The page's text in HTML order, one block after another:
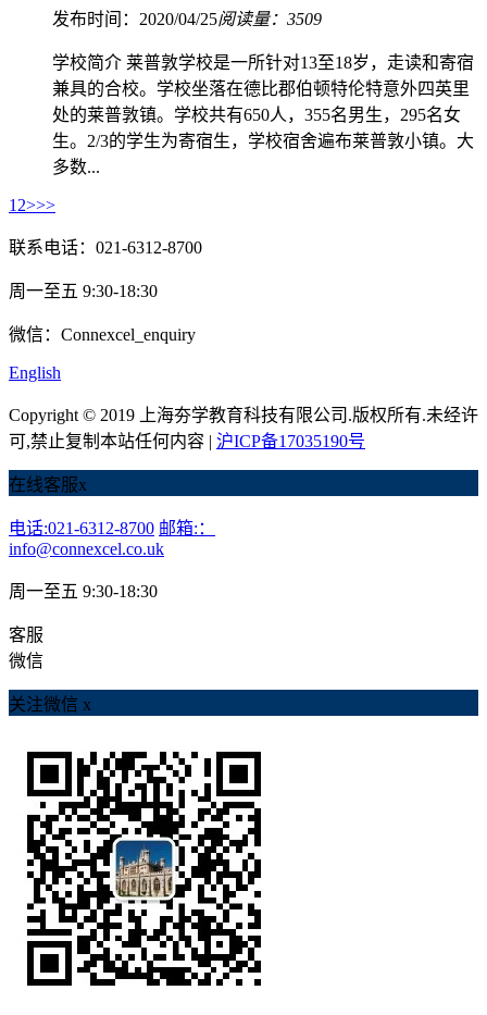
发布时间：2020/04/25阅读量：3509
学校简介 莱普敦学校是一所针对13至18岁，走读和寄宿
兼具的合校。学校坐落在德比郡伯顿特伦特意外四英里
处的莱普敦镇。学校共有650人，355名男生，295名女
生。2/3的学生为寄宿生，学校宿舍遍布莱普敦小镇。大
多数...
1 2>>>
联系电话：021-6312-8700
周一至五 9:30-18:30
微信：Connexcel_enquiry
English
Copyright © 2019 上海夯学教育科技有限公司.版权所有.未经许
可,禁止复制本站任何内容 | 沪ICP备17035190号
在线客服x
电话:021-6312-8700 邮箱:：
info@connexcel.co.uk
周一至五 9:30-18:30
客服
微信
关注微信 x